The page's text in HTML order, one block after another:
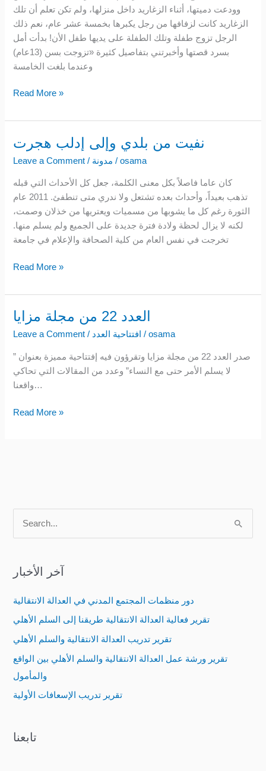
وودعت دميتها، أثناء الزغاريد داخل منزلها، ولم تكن تعلم أن تلك
الزغاريد كانت لزفافها من رجل يكبرها بخمسة عشر عام، نعم ذلك
الرجل تزوج طفلة وتلك الطفلة على يديها طفل الأن! بدأت أمل
بسرد قصتها وأخبرتني بتفاصيل كثيرة «تزوجت بسن (13عام)
وعندما بلغت الخامسة
Read More »
نفيت من بلدي وإلى إدلب هجرت
Leave a Comment / مدونة /osama
كان عاما فاصلاً بكل معنى الكلمة، جعل كل الأحداث التي قبله
تذهب بعيداً، وأحداث بعده تشتعل ولا ندري متى تنطفئ. 2011 عام
الثورة رغم كل ما يشوبها من مسميات ويعتريها من خذلان وصمت،
لكنه لا يزال لحظة ولادة فترة جديدة على الجميع ولم يسلم منها.
تخرجت في نفس العام من كلية الصحافة والإعلام في جامعة
نفيت
وإلى
إدلب
هجرت
Read More »
العدد 22 من مجلة مزايا
Leave a Comment / افتتاحية العدد /osama
صدر العدد 22 من مجلة مزايا وتقرؤون فيه إفتتاحية مميزة بعنوان ”
لا يسلم الأمر حتى مع النساء” وعدد من المقالات التي تحاكي
واقعنا…
العدد
22
مجلة
مزايا
Read More »
r
o
r
:
آخر الأخبار
دور منظمات المجتمع المدني في العدالة الانتقالية
تقرير فعالية العدالة الانتقالية طريقنا إلى السلم الأهلي
تقرير تدريب العدالة الانتقالية والسلم الأهلي
تقرير ورشة عمل العدالة الانتقالية والسلم الأهلي بين الواقع
والمأمول
تقرير تدريب الإسعافات الأولية
تابعنا